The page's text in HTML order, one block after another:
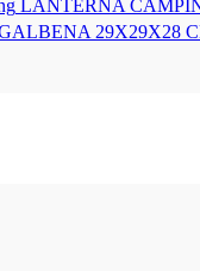
LANTERNA
29X29X28